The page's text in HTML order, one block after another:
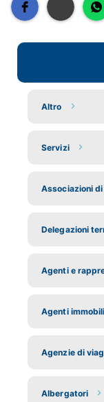
Altro
Servizi
Associazioni
Delegazioni
Agenti e
Agenti
Agenzie di
Albergatori